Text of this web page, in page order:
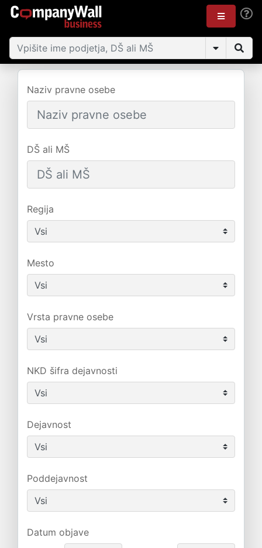
Naziv pravne osebe
DŠ ali MŠ
Regija
Mesto
Vrsta pravne osebe
NKD šifra dejavnosti
Dejavnost
Poddejavnost
Datum objave